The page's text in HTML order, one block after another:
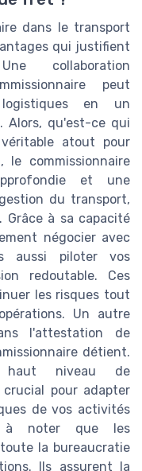
dans le transport
qui justifient
collaboration
peut
en un
Alors, qu'est-ce qui
atout pour
le commissionnaire
et une
du transport,
à sa capacité
négocier avec
aussi piloter vos
redoutable. Ces
les risques tout
Un autre
l'attestation de
détient.
niveau de
pour adapter
de vos activités
noter que les
la bureaucratie
Ils assurent la